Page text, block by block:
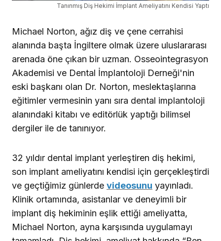
Tanınmış Diş Hekimi İmplant Ameliyatını Kendisi Yaptı
Michael Norton, ağız diş ve çene cerrahisi
alanında başta İngiltere olmak üzere uluslararası
arenada öne çıkan bir uzman. Osseointegrasyon
Akademisi ve Dental İmplantoloji Derneği'nin
eski başkanı olan Dr. Norton, meslektaşlarına
eğitimler vermesinin yanı sıra dental implantoloji
alanındaki kitabı ve editörlük yaptığı bilimsel
dergiler ile de tanınıyor.
32 yıldır dental implant yerleştiren diş hekimi,
son implant ameliyatını kendisi için gerçekleştirdi
ve geçtiğimiz günlerde videosunu yayınladı.
Klinik ortamında, asistanlar ve deneyimli bir
implant diş hekiminin eşlik ettiği ameliyatta,
Michael Norton, ayna karşısında uygulamayı